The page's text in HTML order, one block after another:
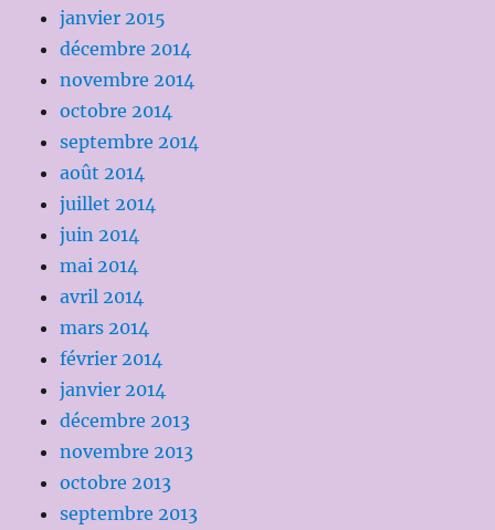
janvier 2015
décembre 2014
novembre 2014
octobre 2014
septembre 2014
août 2014
juillet 2014
juin 2014
mai 2014
avril 2014
mars 2014
février 2014
janvier 2014
décembre 2013
novembre 2013
octobre 2013
septembre 2013